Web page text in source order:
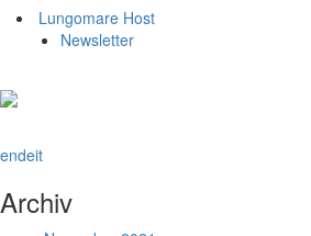
Lungomare Host
Newsletter
endeit
Archiv